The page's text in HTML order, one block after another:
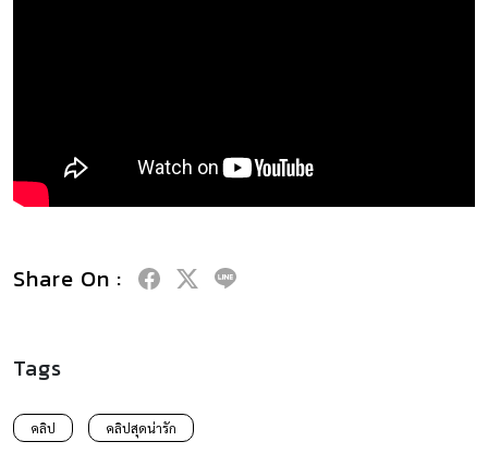
Share On :
Tags
คลิป คลิปสุดน่ารัก